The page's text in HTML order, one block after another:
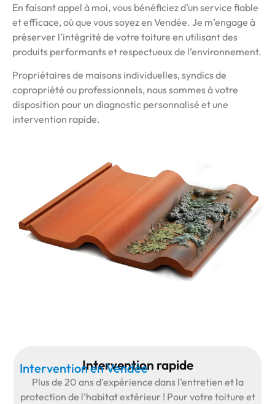
En faisant appel à moi, vous bénéficiez d’un service fiable
et efficace, où que vous soyez en Vendée. Je m’engage à
préserver l’intégrité de votre toiture en utilisant des
produits performants et respectueux de l’environnement.
Propriétaires de maisons individuelles, syndics de
copropriété ou professionnels, nous sommes à votre
disposition pour un diagnostic personnalisé et une
intervention rapide.
Intervention rapide
Intervention en Vendée
Plus de 20 ans d’expérience dans l’entretien et la
protection de l’habitat extérieur ! Pour votre toiture et